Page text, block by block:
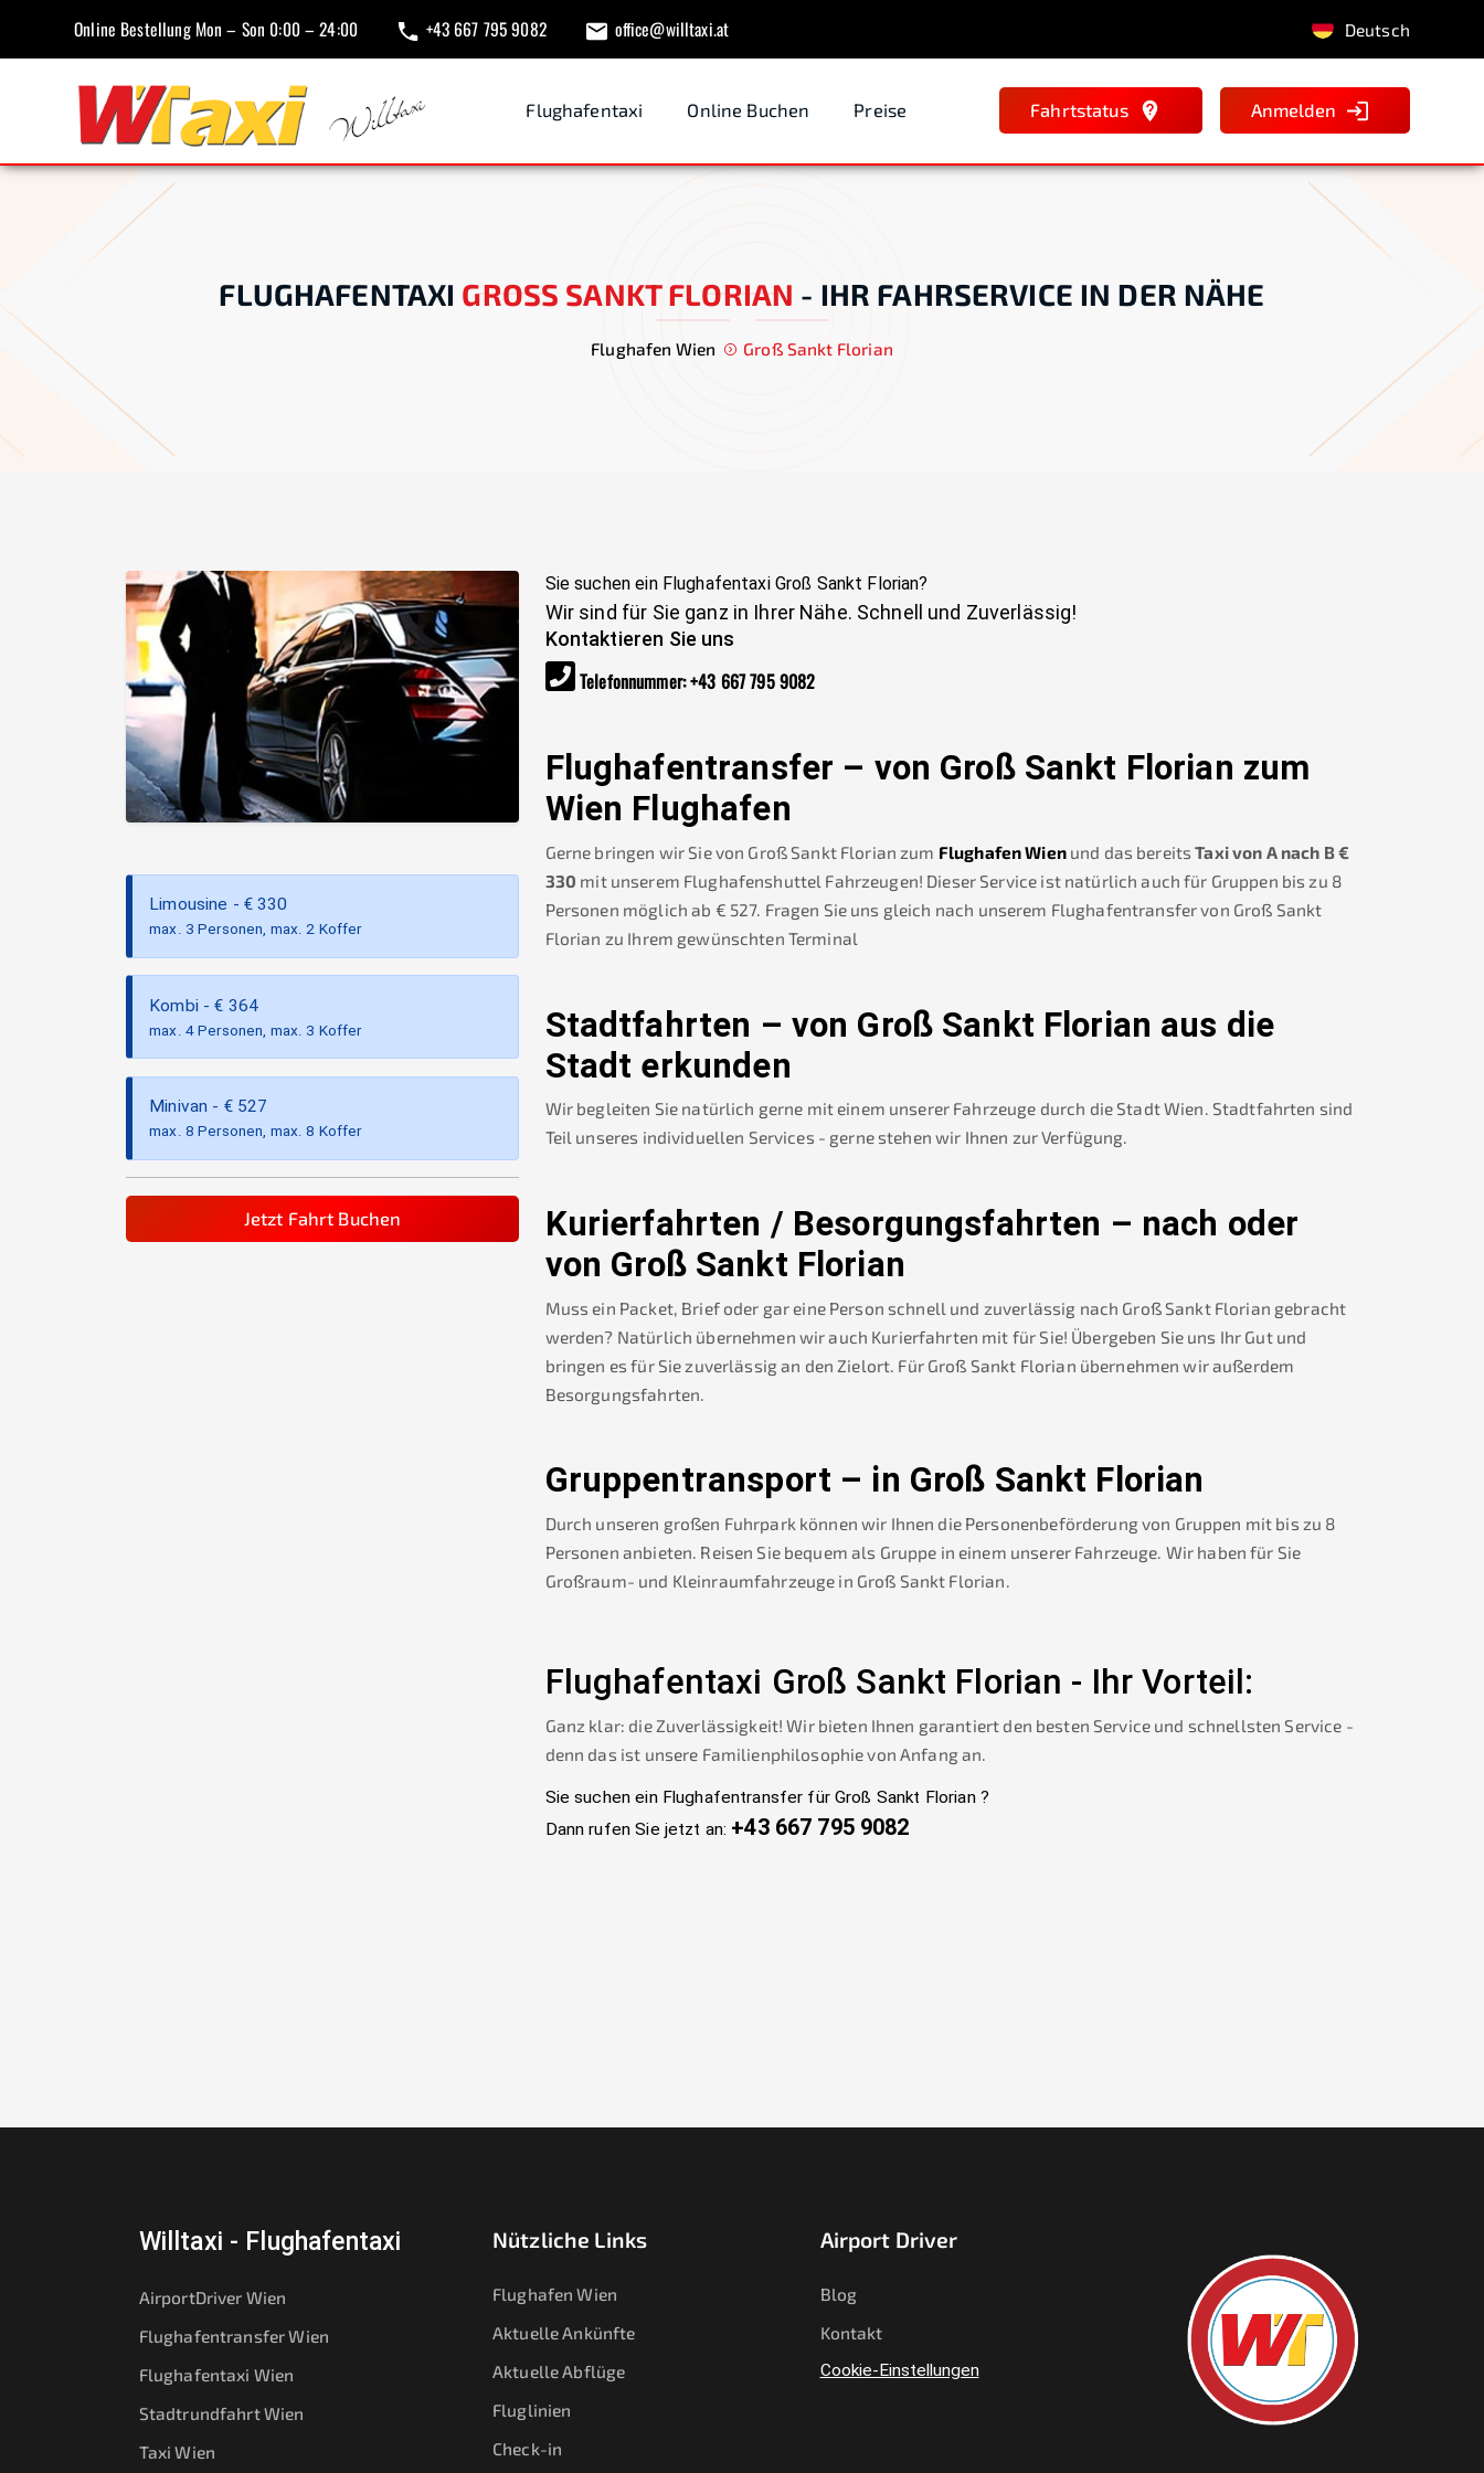
Online Bestellung Mon – Son 0:00 – 24:00 +43 667 795 9082 office@willtaxi.at Deutsch
Flughafentaxi Online Buchen Preise Fahrtstatus Anmelden
FLUGHAFENTAXI GROSS SANKT FLORIAN - IHR FAHRSERVICE IN DER NÄHE
Flughafen Wien Groß Sankt Florian
Limousine - €330
max. 3 Personen, max. 2 Koffer
Kombi - € 364
max. 4 Personen, max. 3 Koffer
Minivan - € 527
max. 8 Personen, max. 8 Koffer
Jetzt Fahrt Buchen
Sie suchen ein Flughafentaxi Groß Sankt Florian?
Wir sind für Sie ganz in Ihrer Nähe. Schnell und Zuverlässig!
Kontaktieren Sie uns
Telefonnummer:+43 667 795 9082
Flughafentransfer – von Groß Sankt Florian zum
Wien Flughafen
Gerne bringen wir Sie von Groß Sankt Florian zum Flughafen Wien und das bereits Taxi von A nach B€
330 mit unserem Flughafenshuttel Fahrzeugen! Dieser Service ist natürlich auch für Gruppen bis zu 8
Personen möglich ab € 527. Fragen Sie uns gleich nach unserem Flughafentransfer von Groß Sankt
Florian zu Ihrem gewünschten Terminal
Stadtfahrten – von Groß Sankt Florian aus die
Stadt erkunden
Wir begleiten Sie natürlich gerne mit einem unserer Fahrzeuge durch die Stadt Wien. Stadtfahrten sind
Teil unseres individuellen Services - gerne stehen wir Ihnen zur Verfügung.
Kurierfahrten / Besorgungsfahrten – nach oder
von Groß Sankt Florian
Muss ein Packet, Brief oder gar eine Person schnell und zuverlässig nach Groß Sankt Florian gebracht
werden? Natürlich übernehmen wir auch Kurierfahrten mit für Sie! Übergeben Sie uns Ihr Gut und
bringen es für Sie zuverlässig an den Zielort. Für Groß Sankt Florian übernehmen wir außerdem
Besorgungsfahrten.
Gruppentransport – in Groß Sankt Florian
Durch unseren großen Fuhrpark können wir Ihnen die Personenbeförderung von Gruppen mit bis zu 8
Personen anbieten. Reisen Sie bequem als Gruppe in einem unserer Fahrzeuge. Wir haben für Sie
Großraum- und Kleinraumfahrzeuge in Groß Sankt Florian.
Flughafentaxi Groß Sankt Florian - Ihr Vorteil:
Ganz klar: die Zuverlässigkeit! Wir bieten Ihnen garantiert den besten Service und schnellsten Service -
denn das ist unsere Familienphilosophie von Anfang an.
Sie suchen ein Flughafentransfer für Groß Sankt Florian?
Dann rufen Sie jetzt an: +43 667 795 9082
Willtaxi - Flughafentaxi
AirportDriver Wien
Flughafentransfer Wien
Flughafentaxi Wien
Stadtrundfahrt Wien
Taxi Wien
Nützliche Links
Flughafen Wien
Aktuelle Ankünfte
Aktuelle Abflüge
Fluglinien
Check-in
Airport Driver
Blog
Kontakt
Cookie-Einstellungen